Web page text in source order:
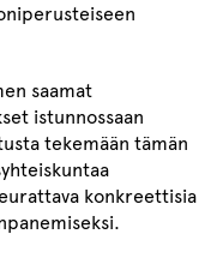
saamat
istunnossaan
tekemään tämän
konkreettisia